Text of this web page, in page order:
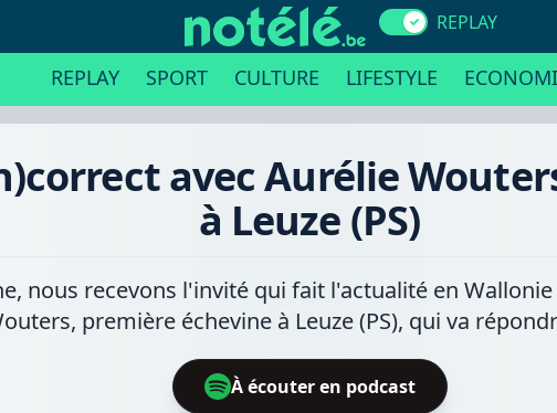
REPLAY
REPLAY SPORT CULTURE LIFESTYLE
avec Aurélie
à Leuze (PS)
nous recevons l'invité qui fait l'actualité en
première échevine à Leuze (PS), qui va
À écouter en podcast